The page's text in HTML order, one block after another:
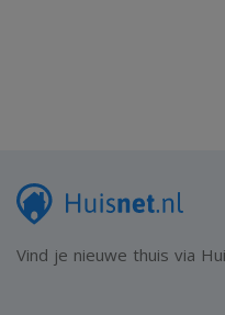
Vind je nieuwe thuis via